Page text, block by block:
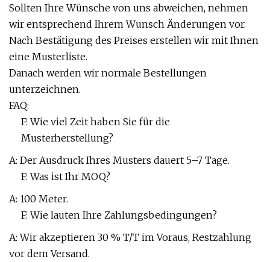
Sollten Ihre Wünsche von uns abweichen, nehmen
wir entsprechend Ihrem Wunsch Änderungen vor.
Nach Bestätigung des Preises erstellen wir mit Ihnen
eine Musterliste.
Danach werden wir normale Bestellungen
unterzeichnen.
FAQ:
F: Wie viel Zeit haben Sie für die
Musterherstellung?
A: Der Ausdruck Ihres Musters dauert 5–7 Tage.
F: Was ist Ihr MOQ?
A: 100 Meter.
F: Wie lauten Ihre Zahlungsbedingungen?
A: Wir akzeptieren 30 % T/T im Voraus, Restzahlung
vor dem Versand.